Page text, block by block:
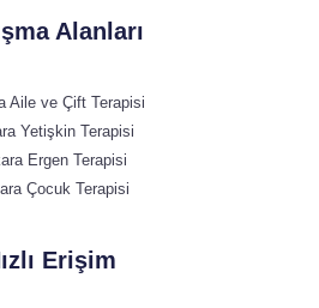
Alanları
Aile ve Çift Terapisi
Yetişkin Terapisi
Ergen Terapisi
Çocuk Terapisi
Erişim